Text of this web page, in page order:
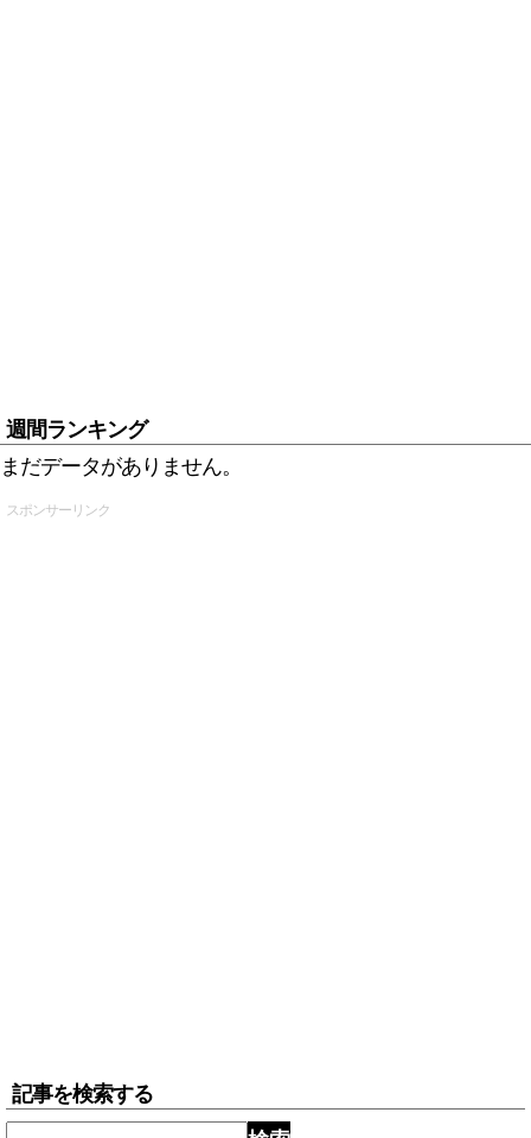
週間ランキング
まだデータがありません。
スポンサーリンク
記事を検索する